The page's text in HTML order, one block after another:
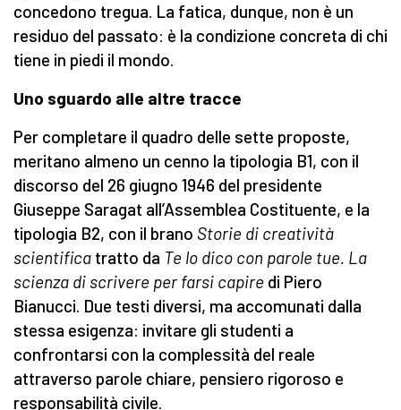
concedono tregua. La fatica, dunque, non è un
residuo del passato: è la condizione concreta di chi
tiene in piedi il mondo.
Uno sguardo alle altre tracce
Per completare il quadro delle sette proposte,
meritano almeno un cenno la tipologia B1, con il
discorso del 26 giugno 1946 del presidente
Giuseppe Saragat all’Assemblea Costituente, e la
tipologia B2, con il brano Storie di creatività
scientifica tratto da Te lo dico con parole tue. La
scienza di scrivere per farsi capire di Piero
Bianucci. Due testi diversi, ma accomunati dalla
stessa esigenza: invitare gli studenti a
confrontarsi con la complessità del reale
attraverso parole chiare, pensiero rigoroso e
responsabilità civile.